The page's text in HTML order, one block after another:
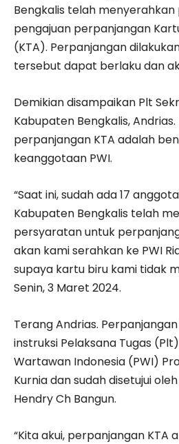
Bengkalis telah
pengajuan perpanjangan
(KTA). Perpanjangan
tersebut dapat berlaku dan
Demikian disampaikan Plt
Kabupaten Bengkalis,
perpanjangan KTA adalah
keanggotaan PWI.
“Saat ini, sudah ada 17
Kabupaten Bengkalis telah
persyaratan untuk
akan kami serahkan ke PWI
supaya kartu biru kami tidak
Senin, 3 Maret 2024.
Terang Andrias.
instruksi Pelaksana Tugas
Wartawan Indonesia (PWI)
Kurnia dan sudah disetujui
Hendry Ch Bangun.
“Kita akui, perpanjangan KTA